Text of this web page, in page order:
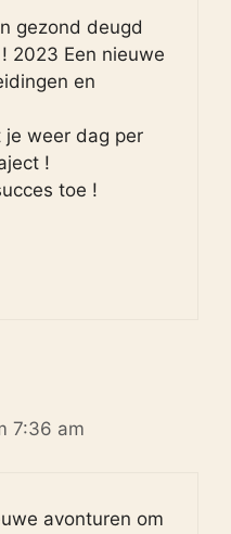
gezond deugd
2023 Een nieuwe
en
je weer dag per
!
toe !
7:36 am
avonturen om